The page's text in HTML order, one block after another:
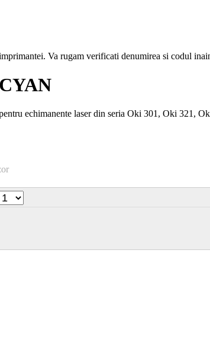
Va rugam verificati denumirea si codul
echimanente laser din seria Oki 301, Oki 321,